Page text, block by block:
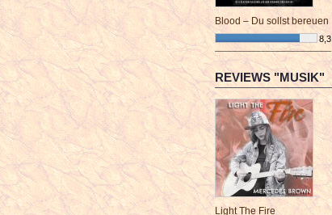
Blood – Du sollst bereuen
8,3
¯¯¯¯¯¯¯¯¯¯¯¯¯¯¯¯¯¯¯¯¯¯¯¯
REVIEWS "MUSIK"
Light The Fire